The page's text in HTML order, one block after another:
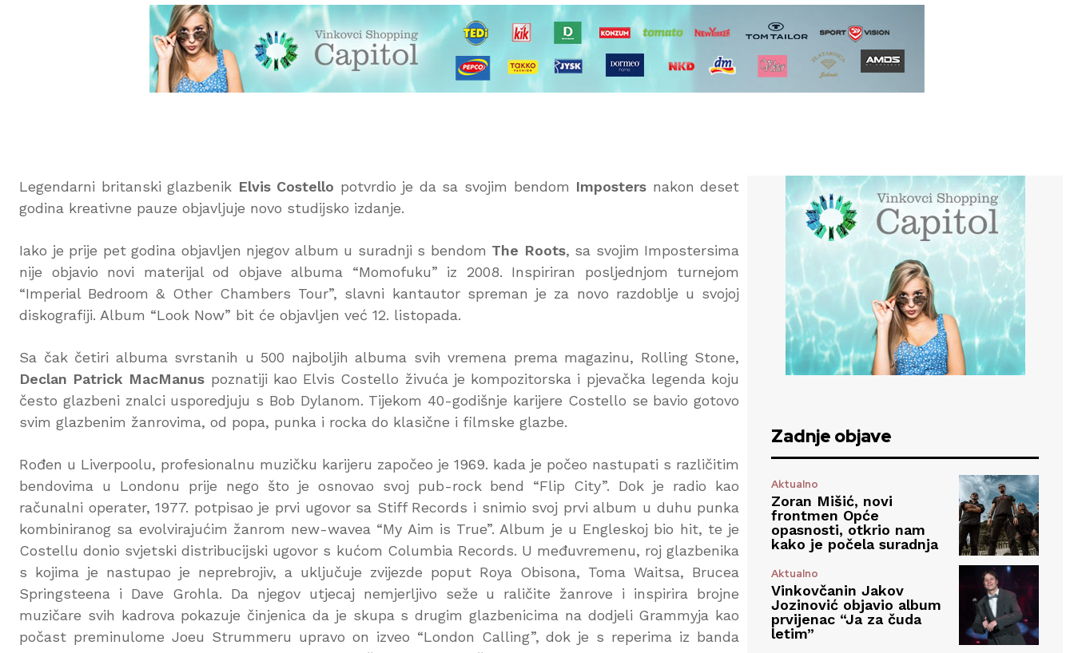
Legendarni britanski glazbenik Elvis Costello potvrdio je da sa svojim bendom Imposters nakon deset
godina kreativne pauze objavljuje novo studijsko izdanje.
Iako je prije pet godina objavljen njegov album u suradnji s bendom The Roots, sa svojim Impostersima
nije objavio novi materijal od objave albuma “Momofuku” iz 2008. Inspiriran posljednjom turnejom
“Imperial Bedroom & Other Chambers Tour”, slavni kantautor spreman je za novo razdoblje u svojoj
diskografiji. Album “Look Now” bit će objavljen već 12. listopada.
Sa čak četiri albuma svrstanih u 500 najboljih albuma svih vremena prema magazinu, Rolling Stone,
Declan Patrick MacManus poznatiji kao Elvis Costello živuća je kompozitorska i pjevačka legenda koju
često glazbeni znalci usporedjuju s Bob Dylanom. Tijekom 40-godišnje karijere Costello se bavio gotovo
svim glazbenim žanrovima, od popa, punka i rocka do klasične i filmske glazbe.
Rođen u Liverpoolu, profesionalnu muzičku karijeru započeo je 1969. kada je počeo nastupati s različitim
bendovima u Londonu prije nego što je osnovao svoj pub-rock bend “Flip City”. Dok je radio kao
računalni operater, 1977. potpisao je prvi ugovor sa Stiff Records i snimio svoj prvi album u duhu punka
kombiniranog sa evolvirajućim žanrom new-wavea “My Aim is True”. Album je u Engleskoj bio hit, te je
Costellu donio svjetski distribucijski ugovor s kućom Columbia Records. U međuvremenu, roj glazbenika
s kojima je nastupao je neprebrojiv, a uključuje zvijezde poput Roya Obisona, Toma Waitsa, Brucea
Springsteena i Dave Grohla. Da njegov utjecaj nemjerljivo seže u raličite žanrove i inspirira brojne
muzičare svih kadrova pokazuje činjenica da je skupa s drugim glazbenicima na dodjeli Grammyja kao
počast preminulome Joeu Strummeru upravo on izveo “London Calling”, dok je s reperima iz banda
Zadnje objave
Aktualno
Zoran Mišić, novi
frontmen Opće
opasnosti, otkrio nam
kako je počela suradnja
Aktualno
Vinkovčanin Jakov
Jozinović objavio album
prvijenac “Ja za čuda
letim”